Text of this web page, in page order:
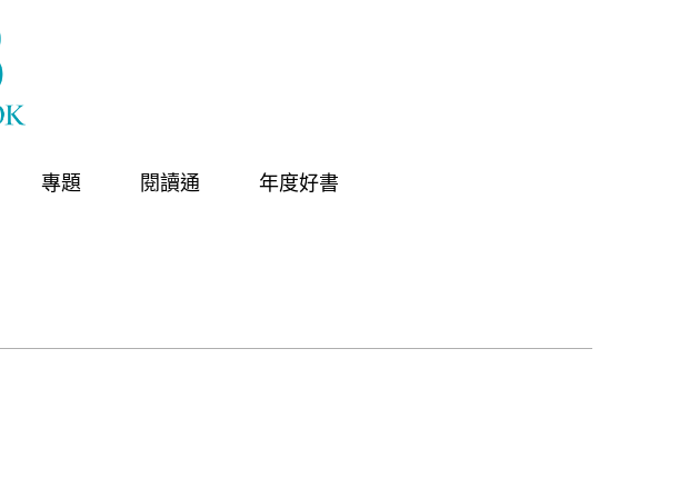
專題 閱讀通 年度好書